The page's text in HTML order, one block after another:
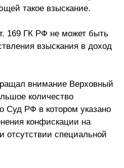
такое взыскание.
169 ГК РФ не может быть
взыскания в доход
внимание Верховный
количество
Суд РФ в котором указано
конфискации на
отсутствии специальной